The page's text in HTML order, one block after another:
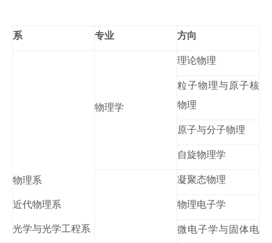
系 专业 方向
物理系
近代物理系
光学与光学工程系
物理学
理论物理
粒子物理与原子核
物理
原子与分子物理
自旋物理学
凝聚态物理
物理电子学
微电子学与固体电